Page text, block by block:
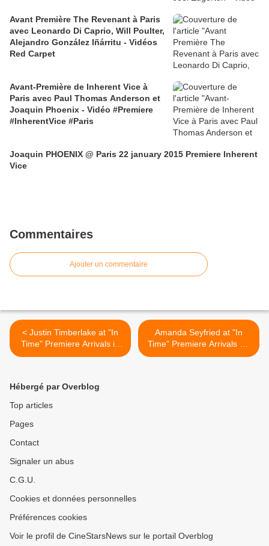
Avant Première The Revenant à Paris
avec Leonardo Di Caprio, Will Poulter,
Alejandro González Iñárritu - Vidéos
Red Carpet
Avant-Première de Inherent Vice à
Paris avec Paul Thomas Anderson et
Joaquin Phoenix - Vidéo #Premiere
#InherentVice #Paris
Joaquin PHOENIX @ Paris 22 january 2015 Premiere Inherent
Vice
Commentaires
Ajouter un commentaire
< Justin Timberlake at "In
Time" Premiere Arrivals in
LA
Amanda Seyfried at "In
Time" Premiere Arrivals LA
>
Hébergé par Overblog
Top articles
Pages
Contact
Signaler un abus
C.G.U.
Cookies et données personnelles
Préférences cookies
Voir le profil de CineStarsNews sur le portail Overblog